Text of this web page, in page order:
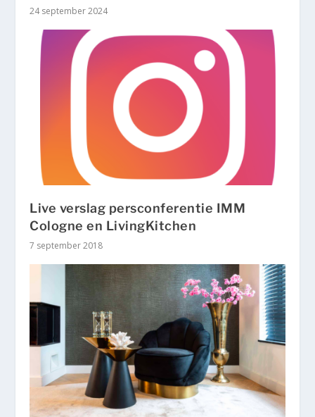
24 september 2024
Live verslag persconferentie IMM
Cologne en LivingKitchen
7 september 2018